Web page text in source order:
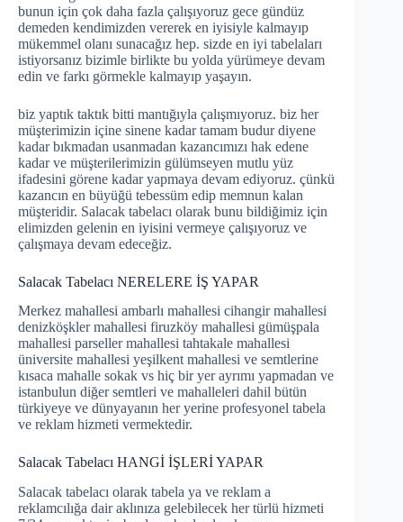
bunun için çok daha fazla çalışıyoruz gece gündüz
demeden kendimizden vererek en iyisiyle kalmayıp
mükemmel olanı sunacağız hep. sizde en iyi tabelaları
istiyorsanız bizimle birlikte bu yolda yürümeye devam
edin ve farkı görmekle kalmayıp yaşayın.
biz yaptık taktık bitti mantığıyla çalışmıyoruz. biz her
müşterimizin içine sinene kadar tamam budur diyene
kadar bıkmadan usanmadan kazancımızı hak edene
kadar ve müşterilerimizin gülümseyen mutlu yüz
ifadesini görene kadar yapmaya devam ediyoruz. çünkü
kazancın en büyüğü tebessüm edip memnun kalan
müşteridir. Salacak tabelacı olarak bunu bildiğimiz için
elimizden gelenin en iyisini vermeye çalışıyoruz ve
çalışmaya devam edeceğiz.
Salacak Tabelacı NERELERE İŞ YAPAR
Merkez mahallesi ambarlı mahallesi cihangir mahallesi
denizköşkler mahallesi firuzköy mahallesi gümüşpala
mahallesi parseller mahallesi tahtakale mahallesi
üniversite mahallesi yeşilkent mahallesi ve semtlerine
kısaca mahalle sokak vs hiç bir yer ayrımı yapmadan ve
istanbulun diğer semtleri ve mahalleleri dahil bütün
türkiyeye ve dünyayanın her yerine profesyonel tabela
ve reklam hizmeti vermektedir.
Salacak Tabelacı HANGİ İŞLERİ YAPAR
Salacak tabelacı olarak tabela ya ve reklam a
reklamcılığa dair aklınıza gelebilecek her türlü hizmeti